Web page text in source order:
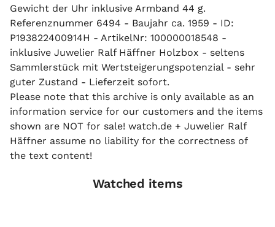
Gewicht der Uhr inklusive Armband 44 g.
Referenznummer 6494 - Baujahr ca. 1959 - ID:
P193822400914H - ArtikelNr: 100000018548 -
inklusive Juwelier Ralf Häffner Holzbox - seltens
Sammlerstück mit Wertsteigerungspotenzial - sehr
guter Zustand - Lieferzeit sofort.
Please note that this archive is only available as an
information service for our customers and the items
shown are NOT for sale! watch.de + Juwelier Ralf
Häffner assume no liability for the correctness of
the text content!
Watched items